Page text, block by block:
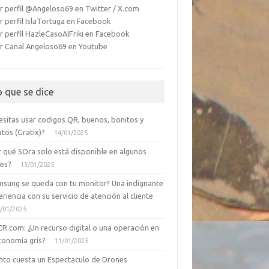
perfil @Angeloso69 en Twitter / X.com
perfil IslaTortuga en Facebook
perfil HazleCasoAlFriki en Facebook
Canal Angeloso69 en Youtube
que se dice
usar codigos QR, buenos, bonitos y
(Gratix)?
14/01/2025
qué SOra solo está disponible en algunos
13/01/2025
se queda con tu monitor? Una indignante
con su servicio de atención al cliente
01/2025
¿Un recurso digital o una operación en
gris?
11/01/2025
cuesta un Espectaculo de Drones